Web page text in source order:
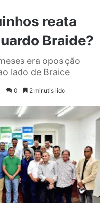
reata
Braide?
era oposição
lado de Braide
0 2 minutis lido